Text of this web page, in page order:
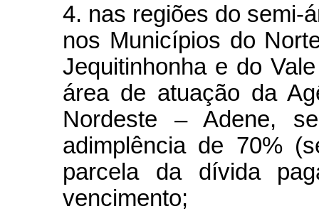
4. nas regiões do semi-
nos Municípios do
Jequitinhonha e do
área de atuação da
Nordeste – Adene,
adimplência de 70%
parcela da dívida
vencimento;